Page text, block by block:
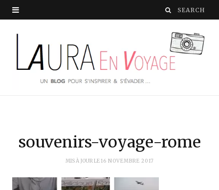
souvenirs-voyage-rome
MIS À JOUR LE16 NOVEMBRE 2017